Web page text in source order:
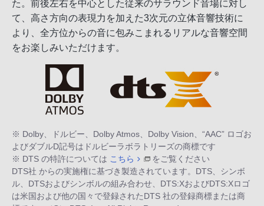
た。前後左右を中心とした従来のサラウンド音場に対し
て、高さ方向の表現力を加えた3次元の立体音響技術に
より、全方位からの音に包みこまれるリアルな音響空間
をお楽しみいただけます。
※ Dolby、ドルビー、Dolby Atmos、Dolby Vision、“AAC” ロゴお
よびダブルD記号はドルビーラボラトリーズの商標です
※ DTS の特許については こちら
をご覧ください
DTS社 からの実施権に基づき製造されています。DTS、シンボ
ル、DTSおよびシンボルの組み合わせ、DTS:XおよびDTS:Xロゴ
は米国および他の国々で登録されたDTS 社の登録商標または商